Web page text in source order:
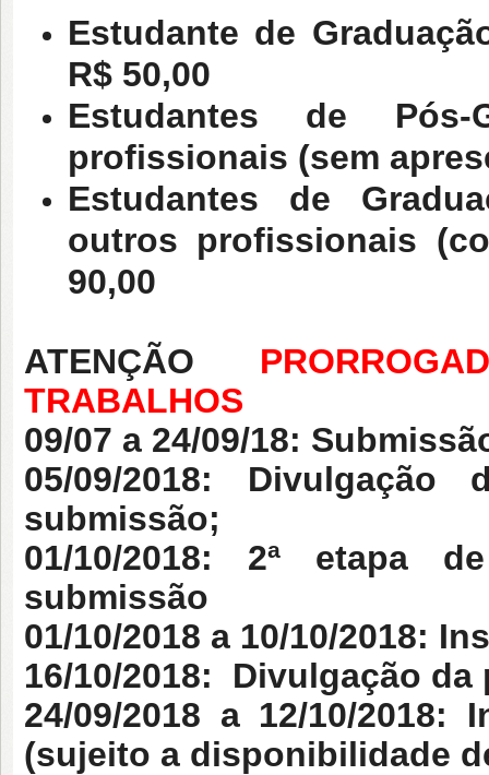
Estudante de
R$ 50,00
Estudantes de
profissionais (sem
Estudantes de
outros profissionais
90,00
ATENÇÃO
TRABALHOS
09/07 a 24/09/18:
05/09/2018:
submissão;
01/10/2018: 2ª etapa
submissão
01/10/2018 a 10/10/2018:
16/10/2018: Divulgação da
24/09/2018 a 12/10/2018:
(sujeito a disponibilidade